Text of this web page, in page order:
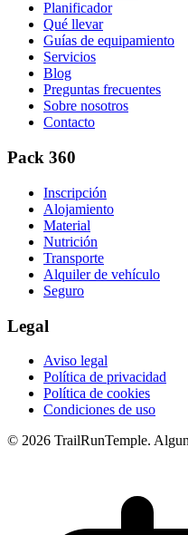
Planificador
Qué llevar
Guías de equipamiento
Servicios
Blog
Preguntas frecuentes
Sobre nosotros
Contacto
Pack 360
Inscripción
Alojamiento
Material
Nutrición
Transporte
Alquiler de vehículo
Seguro
Legal
Aviso legal
Política de privacidad
Política de cookies
Condiciones de uso
© 2026 TrailRunTemple.